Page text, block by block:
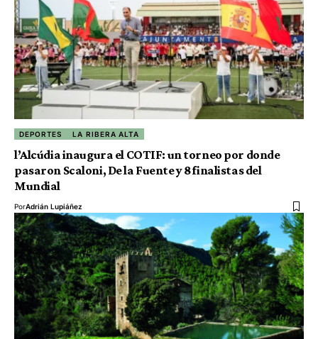
DEPORTES LA RIBERA ALTA
l’Alcúdia inaugura el COTIF: un torneo por donde
pasaron Scaloni, De la Fuente y 8 finalistas del
Mundial
PorAdrián Lupiáñez